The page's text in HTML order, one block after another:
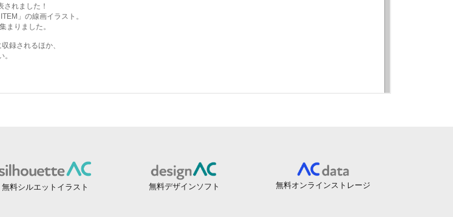
無料シルエットイラスト 無料デザインソフト 無料オンラインストレージ